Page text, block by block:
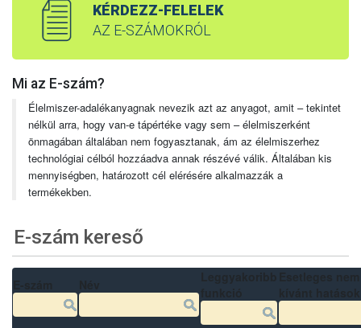
KÉRDEZZ-FELELEK
AZ E-SZÁMOKRÓL
Mi az E-szám?
Élelmiszer-adalékanyagnak nevezik azt az anyagot, amit – tekintet
nélkül arra, hogy van-e tápértéke vagy sem – élelmiszerként
önmagában általában nem fogyasztanak, ám az élelmiszerhez
technológiai célból hozzáadva annak részévé válik. Általában kis
mennyiségben, határozott cél elérésére alkalmazzák a
termékekben.
E-szám kereső